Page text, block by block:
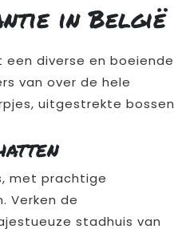
in België
diverse en boeiende
van over de hele
uitgestrekte bossen
met prachtige
Verken de
stadhuis van